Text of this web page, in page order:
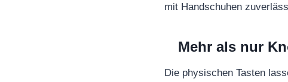
mit Handschuhen
Mehr als nur
Die physischen Tasten